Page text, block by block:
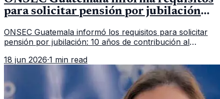
para solicitar pensión por jubilación
ONSEC Guatemala informó los requisitos para solicitar
pensión por jubilación: 10 años de contribución al
importar edad.
18 jun 2026·1 min read